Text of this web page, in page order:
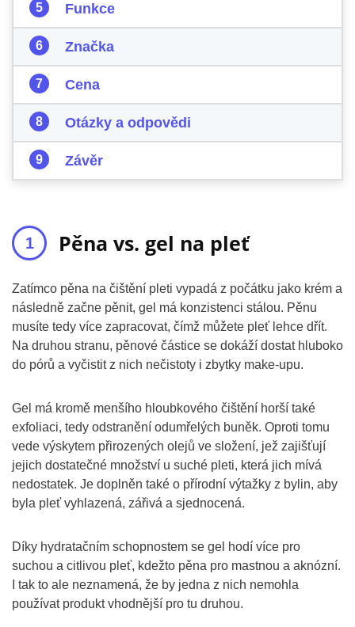
Funkce
Značka
Cena
Otázky a odpovědi
Závěr
Pěna vs. gel na pleť
Zatímco pěna na čištění pleti vypadá z počátku jako krém a
následně začne pěnit, gel má konzistenci stálou. Pěnu
musíte tedy více zapracovat, čímž můžete pleť lehce dřít.
Na druhou stranu, pěnové částice se dokáží dostat hluboko
do pórů a vyčistit z nich nečistoty i zbytky make-upu.
Gel má kromě menšího hloubkového čištění horší také
exfoliaci, tedy odstranění odumřelých buněk. Oproti tomu
vede výskytem přirozených olejů ve složení, jež zajišťují
jejich dostatečné množství u suché pleti, která jich mívá
nedostatek. Je doplněn také o přírodní výtažky z bylin, aby
byla pleť vyhlazená, zářivá a sjednocená.
Díky hydratačním schopnostem se gel hodí více pro
suchou a citlivou pleť, kdežto pěna pro mastnou a aknózní.
I tak to ale neznamená, že by jedna z nich nemohla
používat produkt vhodnější pro tu druhou.